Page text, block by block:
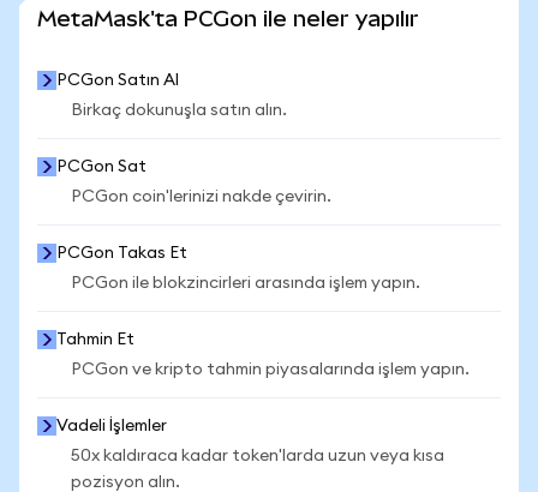
MetaMask'ta PCGon ile neler yapılır
PCGon Satın Al
Birkaç dokunuşla satın alın.
PCGon Sat
PCGon coin'lerinizi nakde çevirin.
PCGon Takas Et
PCGon ile blokzincirleri arasında işlem yapın.
Tahmin Et
PCGon ve kripto tahmin piyasalarında işlem yapın.
Vadeli İşlemler
50x kaldıraca kadar token'larda uzun veya kısa
pozisyon alın.